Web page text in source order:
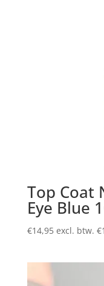
Top Coat
Eye Blue
€14,95 excl. btw. €